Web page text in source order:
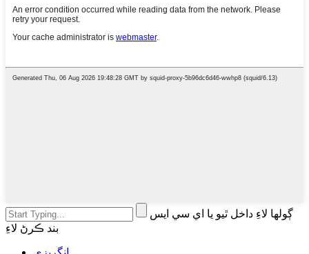
ڳولھا لاءِ داخل ٿيو يا اي سي ايس
بند ڪرڻ لاءِ